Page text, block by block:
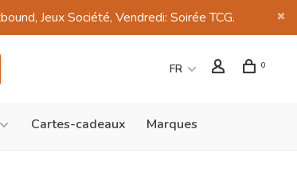
Jeux Société, Vendredi: Soirée TCG.
FR 0
Cartes-cadeaux Marques